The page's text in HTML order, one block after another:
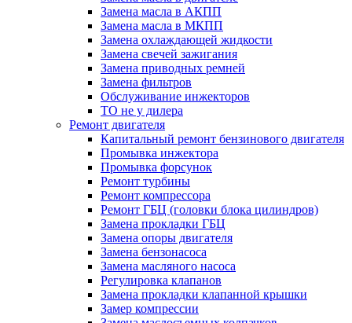
Замена масла в АКПП
Замена масла в МКПП
Замена охлаждающей жидкости
Замена свечей зажигания
Замена приводных ремней
Замена фильтров
Обслуживание инжекторов
ТО не у дилера
Ремонт двигателя
Капитальный ремонт бензинового двигателя
Промывка инжектора
Промывка форсунок
Ремонт турбины
Ремонт компрессора
Ремонт ГБЦ (головки блока цилиндров)
Замена прокладки ГБЦ
Замена опоры двигателя
Замена бензонасоса
Замена масляного насоса
Регулировка клапанов
Замена прокладки клапанной крышки
Замер компрессии